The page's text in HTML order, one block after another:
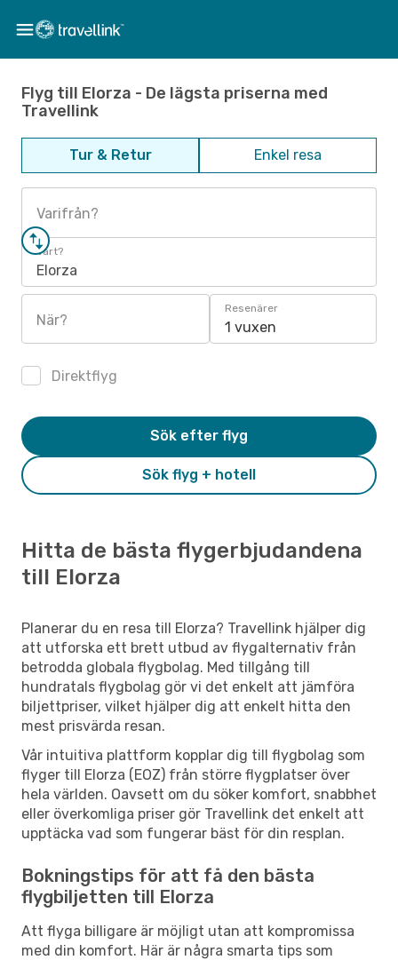
Flyg till Elorza - De lägsta priserna med
Travellink
Tur & Retur Enkel resa
Varifrån?
Vart?
Elorza
När?
Resenärer
1 vuxen
Direktflyg
Sök flyg + hotell
Sök efter flyg
Hitta de bästa flygerbjudandena
till Elorza
Planerar du en resa till Elorza? Travellink hjälper dig
att utforska ett brett utbud av flygalternativ från
betrodda globala flygbolag. Med tillgång till
hundratals flygbolag gör vi det enkelt att jämföra
biljettpriser, vilket hjälper dig att enkelt hitta den
mest prisvärda resan.
Vår intuitiva plattform kopplar dig till flygbolag som
flyger till Elorza (EOZ) från större flygplatser över
hela världen. Oavsett om du söker komfort, snabbhet
eller överkomliga priser gör Travellink det enkelt att
upptäcka vad som fungerar bäst för din resplan.
Bokningstips för att få den bästa
flygbiljetten till Elorza
Att flyga billigare är möjligt utan att kompromissa
med din komfort. Här är några smarta tips som